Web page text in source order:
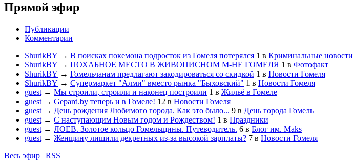
Прямой эфир
Публикации
Комментарии
ShurikBY → В поисках покемона подросток из Гомеля потерялся 1 в Криминальные новости
ShurikBY → ПОХАБНОЕ МЕСТО В ЖИВОПИСНОМ М-НЕ ГОМЕЛЯ 1 в Фотофакт
ShurikBY → Гомельчанам предлагают закодироваться со скидкой 1 в Новости Гомеля
ShurikBY → Супермаркет "Алми" вместо рынка "Быховский" 1 в Новости Гомеля
guest → Мы строили, строили и наконец построили 1 в Жильё в Гомеле
guest → Gepard.by теперь и в Гомеле! 12 в Новости Гомеля
guest → День рождения Любимого города. Как это было... 9 в День города Гомель
guest → С наступающим Новым годом и Рождеством! 1 в Праздники
guest → ЛОЕВ. Золотое кольцо Гомельщины. Путеводитель. 6 в Блог им. Maks
guest → Женщину лишили декретных из-за высокой зарплаты? 7 в Новости Гомеля
Весь эфир | RSS